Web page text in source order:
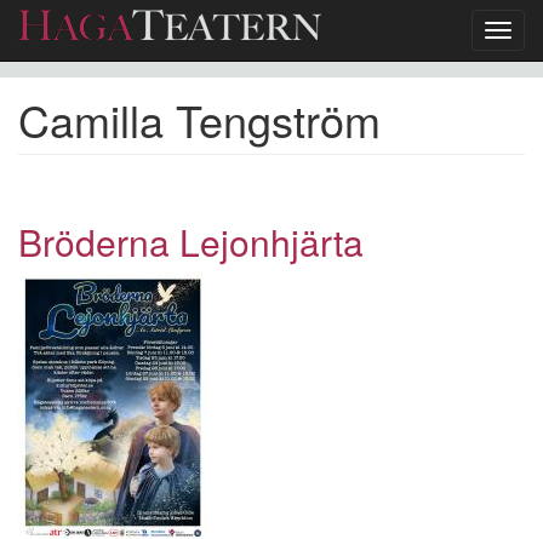
huvudinnehåll
Camilla Tengström
Bröderna Lejonhjärta